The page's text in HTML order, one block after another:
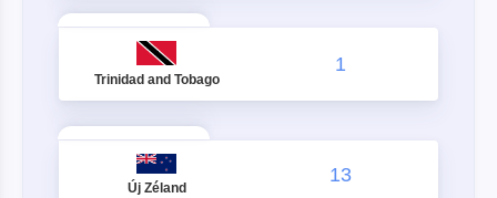
Trinidad and Tobago
1
Új Zéland
13